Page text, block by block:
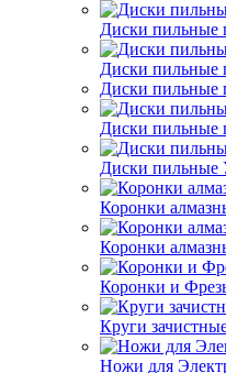
Диски пильные
Диски пильные
Диски пильные
Диски пильные
Диски пильные
Коронки
Коронки
Коронки и
Круги
Ножи для